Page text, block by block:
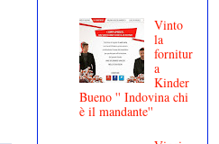
Vinto
la
fornitur
a
Kinder
Bueno '' Indovina chi
è il mandante''